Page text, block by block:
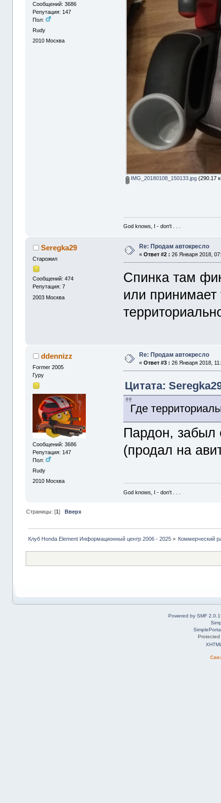
Сообщений: 3686
Репутация: 147
Пол:
Rudy
2010 Москва
IMG_20180108_150133.jpg (290.17
God knows, I - don't . . .
Seregka29
Старожил
Сообщений: 474
Репутация: 7
2003 Москва
Re: Продам автокресло
«Ответ #2 : 26 Января 2018,
Спинка там
или принимает
ddennizz
Former 2005
Гуру
Сообщений: 3686
Репутация: 147
Пол:
Rudy
2010 Москва
Re: Продам автокресло
«Ответ #3 : 26 Января 2018,
Цитата:
Где
Пардон, забыл
(продал на
God knows, I - don't . . .
Страницы: [1] Вверх
Клуб Honda Element Информационный центр 2006 - 2025» Коммерческий
Powered by SMF